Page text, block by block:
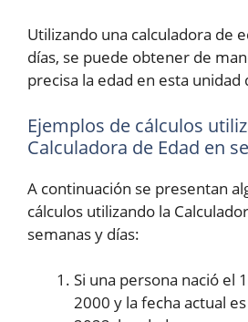
Utilizando una calculadora de
días, se puede obtener de
precisa la edad en esta
Ejemplos de cálculos
Calculadora de Edad en
A continuación se presentan
cálculos utilizando la
semanas y días:
Si una persona nació el
2000 y la fecha actual